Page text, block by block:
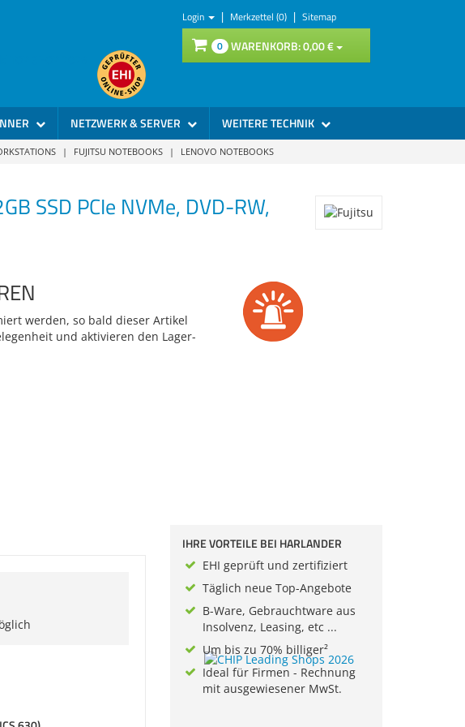
Login | Merkzettel (0) | Sitemap
0 WARENKORB:0,00€
NETZWERK & SERVER WEITERE TECHNIK
| FUJITSU NOTEBOOKS | LENOVO NOTEBOOKS
SSD PCIe NVMe, DVD-RW,
werden, so bald dieser Artikel
und aktivieren den Lager-
IHRE VORTEILE BEI HARLANDER
EHI geprüft und zertifiziert
Täglich neue Top-Angebote
B-Ware, Gebrauchtware aus
Insolvenz, Leasing, etc ...
Um bis zu 70% billiger²
Ideal für Firmen - Rechnung
mit ausgewiesener MwSt.